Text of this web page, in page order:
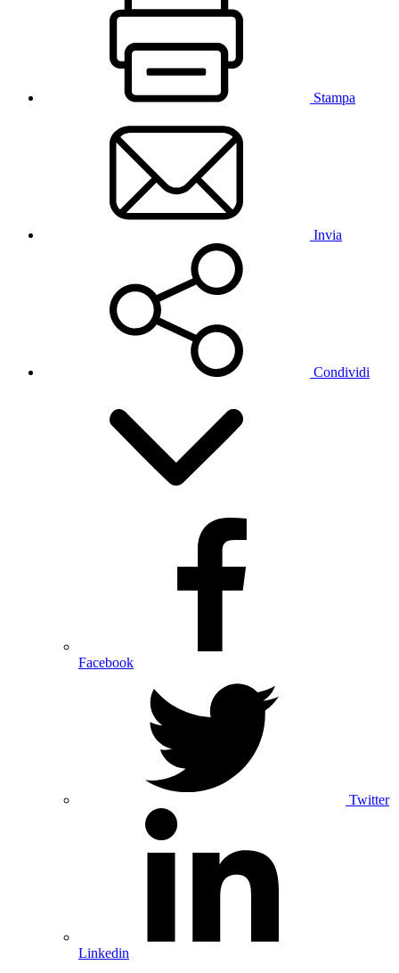
Stampa
Invia
Condividi
Facebook
Twitter
Linkedin